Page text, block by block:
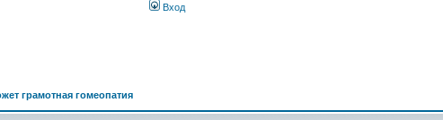
Вход
грамотная гомеопатия